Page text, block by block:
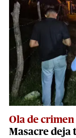
Ola de crimen
Masacre deja